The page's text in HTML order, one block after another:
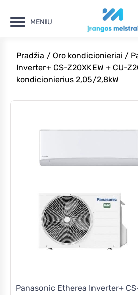
MENIU
Pradžia / Oro kondicionieriai /
Inverter+ CS-Z20XKEW + CU-
kondicionierius 2,05/2,8kW
Panasonic Etherea Inverter+